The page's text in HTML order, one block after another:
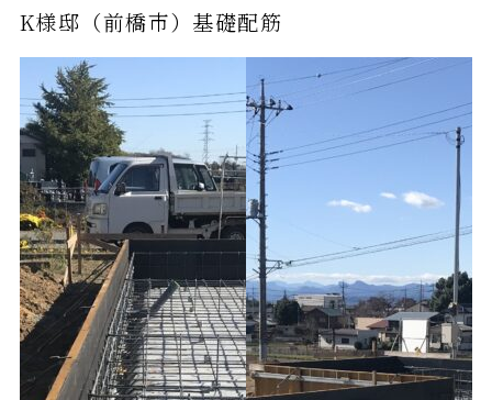
K様邸（前橋市）基礎配筋